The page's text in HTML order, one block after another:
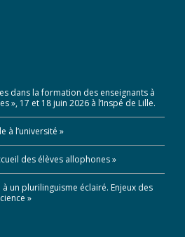
dans la formation des enseignants à
», 17 et 18 juin 2026 à l’Inspé de Lille.
à l’université »
des élèves allophones »
un plurilinguisme éclairé. Enjeux des
»